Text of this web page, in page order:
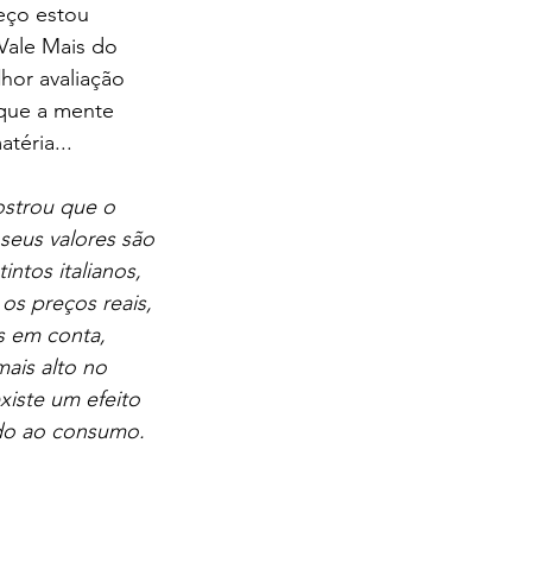
estou
Mais do
avaliação
a mente
que o
valores são
italianos,
preços reais,
em conta,
alto no
um efeito
ao consumo.